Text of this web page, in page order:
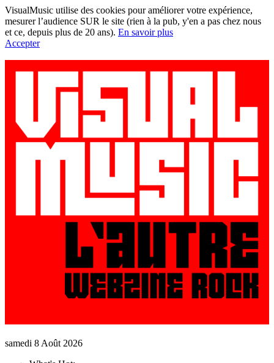
VisualMusic utilise des cookies pour améliorer votre expérience,
mesurer l’audience SUR le site (rien à la pub, y'en a pas chez nous
et ce, depuis plus de 20 ans). En savoir plus
Accepter
samedi 8 Août 2026